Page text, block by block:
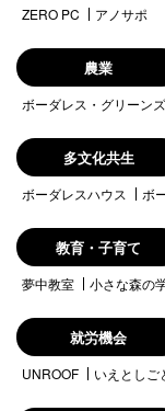
ZERO PC アノサポ
農業
ボーダレス・グリーンズ
多文化共生
ボーダレスハウス ボ
教育・子育て
夢中教室 小さな森の
就労機会
UNROOF いえとしご